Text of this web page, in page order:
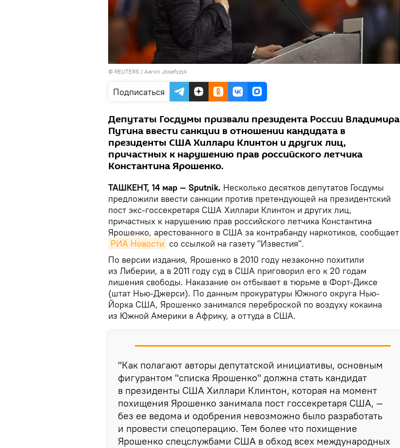
© REUTERS / Aaron Josefczyk
Подписаться
Депутаты Госдумы призвали президента России Владимира
Путина ввести санкции в отношении кандидата в
президенты США Хиллари Клинтон и других лиц,
причастных к нарушению прав российского летчика
Константина Ярошенко.
ТАШКЕНТ, 14 мар — Sputnik. Несколько десятков депутатов Госдумы
предложили ввести санкции против претендующей на президентский
пост экс-госсекретаря США Хиллари Клинтон и других лиц,
причастных к нарушению прав российского летчика Константина
Ярошенко, арестованного в США за контрабанду наркотиков, сообщает
РИА Новости со ссылкой на газету "Известия".
По версии издания, Ярошенко в 2010 году незаконно похитили
из Либерии, а в 2011 году суд в США приговорил его к 20 годам
лишения свободы. Наказание он отбывает в тюрьме в Форт-Диксе
(штат Нью-Джерси). По данным прокуратуры Южного округа Нью-
Йорка США, Ярошенко занимался переброской по воздуху кокаина
из Южной Америки в Африку, а оттуда в США.
"Как полагают авторы депутатской инициативы, основным
фигурантом "списка Ярошенко" должна стать кандидат
в президенты США Хиллари Клинтон, которая на момент
похищения Ярошенко занимала пост госсекретаря США, —
без ее ведома и одобрения невозможно было разработать
и провести спецоперацию. Тем более что похищение
Ярошенко спецслужбами США в обход всех международных